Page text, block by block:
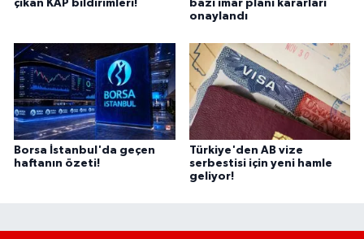
çıkan KAP bildirimleri!
bazı imar planı kararları
onaylandı
Borsa İstanbul'da geçen
haftanın özeti!
Türkiye'den AB vize
serbestisi için yeni hamle
geliyor!